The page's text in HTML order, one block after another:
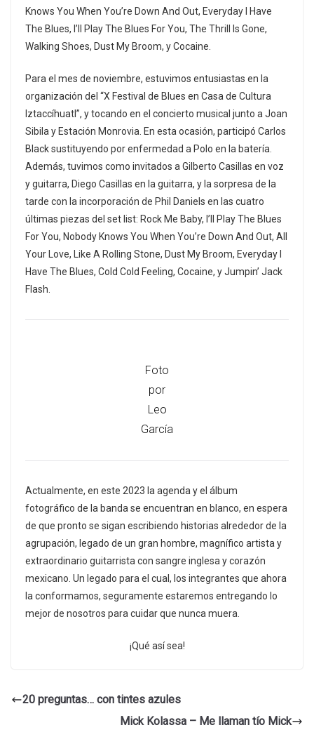
Knows You When You’re Down And Out, Everyday I Have
The Blues, I’ll Play The Blues For You, The Thrill Is Gone,
Walking Shoes, Dust My Broom, y Cocaine.
Para el mes de noviembre, estuvimos entusiastas en la
organización del “X Festival de Blues en Casa de Cultura
Iztaccíhuatl”, y tocando en el concierto musical junto a Joan
Sibila y Estación Monrovia. En esta ocasión, participó Carlos
Black sustituyendo por enfermedad a Polo en la batería.
Además, tuvimos como invitados a Gilberto Casillas en voz
y guitarra, Diego Casillas en la guitarra, y la sorpresa de la
tarde con la incorporación de Phil Daniels en las cuatro
últimas piezas del set list: Rock Me Baby, I’ll Play The Blues
For You, Nobody Knows You When You’re Down And Out, All
Your Love, Like A Rolling Stone, Dust My Broom, Everyday I
Have The Blues, Cold Cold Feeling, Cocaine, y Jumpin’ Jack
Flash.
Foto
por
Leo
García
Actualmente, en este 2023 la agenda y el álbum
fotográfico de la banda se encuentran en blanco, en espera
de que pronto se sigan escribiendo historias alrededor de la
agrupación, legado de un gran hombre, magnífico artista y
extraordinario guitarrista con sangre inglesa y corazón
mexicano. Un legado para el cual, los integrantes que ahora
la conformamos, seguramente estaremos entregando lo
mejor de nosotros para cuidar que nunca muera.
¡Qué así sea!
20 preguntas… con tintes azules
Mick Kolassa – Me llaman tío Mick